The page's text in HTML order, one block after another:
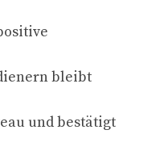
bleibt
und bestätigt